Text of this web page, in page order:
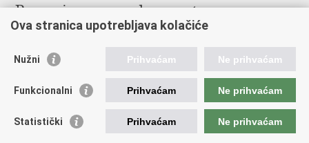
Poveznice pravosudnog sustava
Državno odvjetništvo
Ured za suzbijanje korupcije i organiziranog kriminaliteta
Državnoodvjetničko vijeće
Hrvatska odvjetnička komora
Ova stranica upotrebljava kolačiće
Nužni Prihvaćam Ne prihvaćam
Funkcionalni Prihvaćam Ne prihvaćam
Statistički Prihvaćam Ne prihvaćam